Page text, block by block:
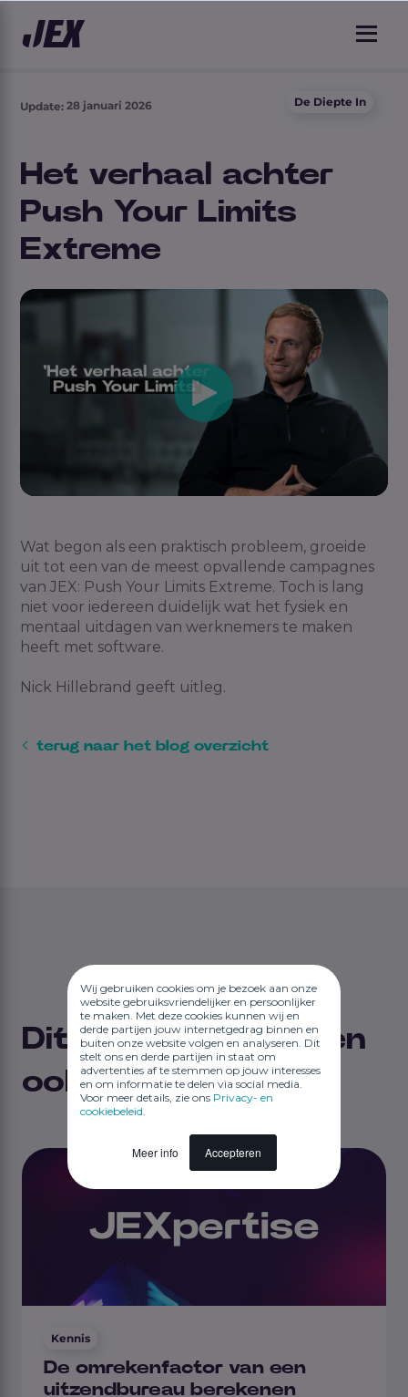
Wij gebruiken cookies om je bezoek aan onze
website gebruiksvriendelijker en persoonlijker
te maken. Met deze cookies kunnen wij en
derde partijen jouw internetgedrag binnen en
buiten onze website volgen en analyseren. Dit
stelt ons en derde partijen in staat om
advertenties af te stemmen op jouw interesses
en om informatie te delen via social media.
Voor meer details, zie ons Privacy- en
cookiebeleid.
Meer info Accepteren
Update: 28 januari 2026 De Diepte In
Het verhaal achter
Push Your Limits
Extreme
Wat begon als een praktisch probleem, groeide
uit tot een van de meest opvallende campagnes
van JEX: Push Your Limits Extreme. Toch is lang
niet voor iedereen duidelijk wat het fysiek en
mentaal uitdagen van werknemers te maken
heeft met software.
Nick Hillebrand geeft uitleg.
terug naar het blog overzicht
Dit vind je misschien
ook interessant
Kennis
De omrekenfactor van een
uitzendbureau berekenen